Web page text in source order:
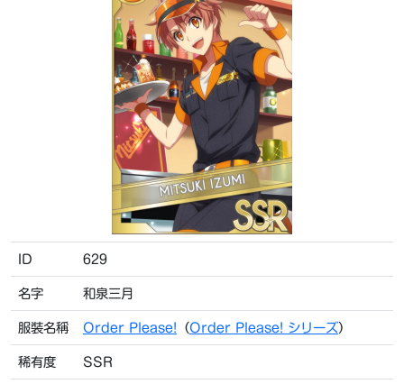
ID 629
名字 和泉三月
服裝名稱 Order Please! （Order Please! シリーズ）
稀有度 SSR